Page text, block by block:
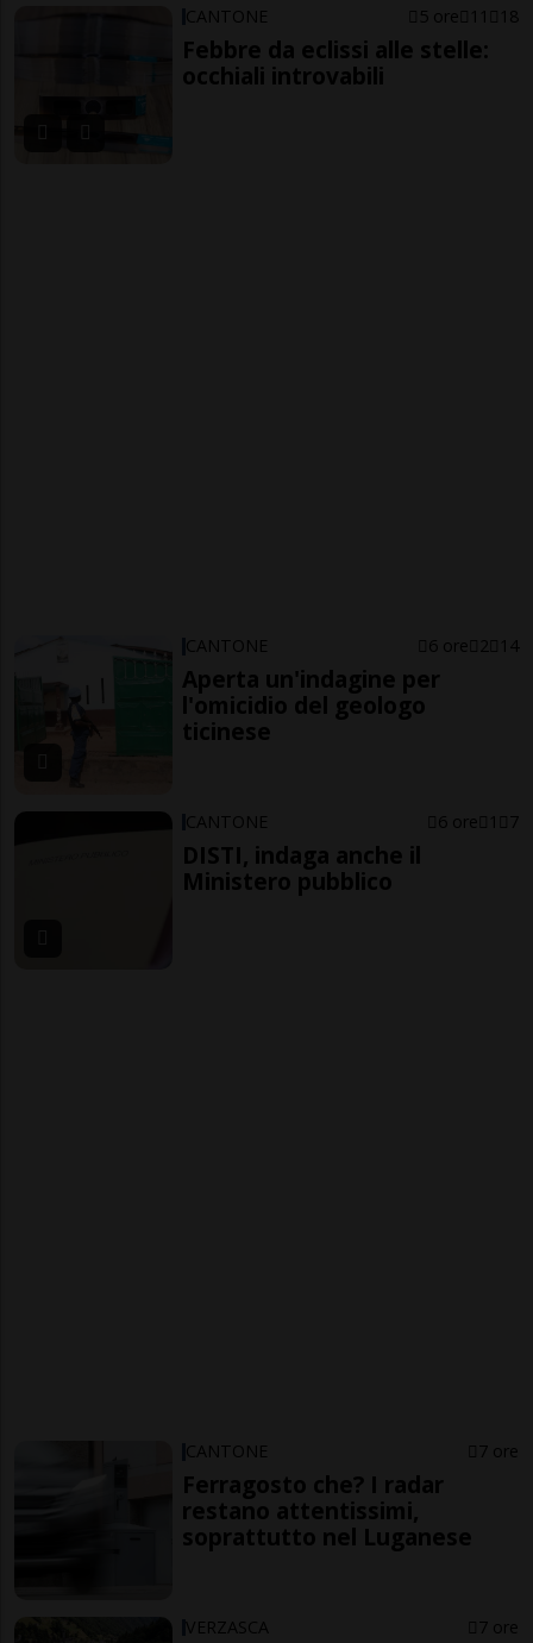
CANTONE 5 ore 11 18
Febbre da eclissi alle stelle:
occhiali introvabili
CANTONE 6 ore 2 14
Aperta un'indagine per
l'omicidio del geologo
ticinese
CANTONE 6 ore 1 7
DISTI, indaga anche il
Ministero pubblico
CANTONE 7 ore
Ferragosto che? I radar
restano attentissimi,
soprattutto nel Luganese
VERZASCA 7 ore